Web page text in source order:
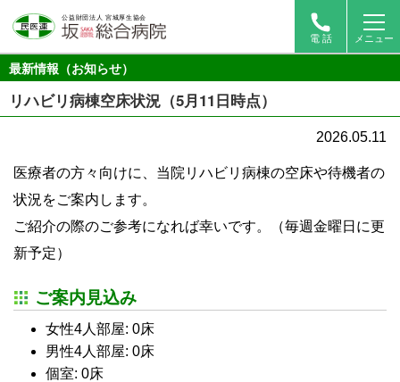
電 話 メニュー
最新情報（お知らせ）
リハビリ病棟空床状況（5月11日時点）
2026.05.11
医療者の方々向けに、当院リハビリ病棟の空床や待機者の
状況をご案内します。
ご紹介の際のご参考になれば幸いです。（毎週金曜日に更
新予定）
ご案内見込み
女性4人部屋: 0床
男性4人部屋: 0床
個室: 0床